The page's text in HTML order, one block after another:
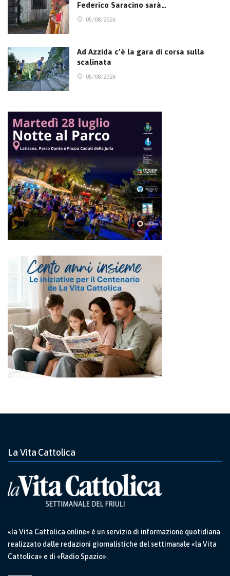
Federico Saracino sarà…
05/08/2026
Ad Azzida c’è la gara di corsa sulla
scalinata
05/08/2026
La Vita Cattolica
«la Vita Cattolica online» è un servizio di informazione quotidiana
realizzato dalle redazioni giornalistiche del settimanale «la Vita
Cattolica» e di «Radio Spazio».